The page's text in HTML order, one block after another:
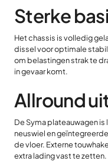
Sterke
Het chassis is volledig
dissel voor optimale
om belastingen strak te
in gevaar komt.
Allround
De Syma plateauwagen
neuswiel en
de vloer. Externe
extra lading vast te zetten.